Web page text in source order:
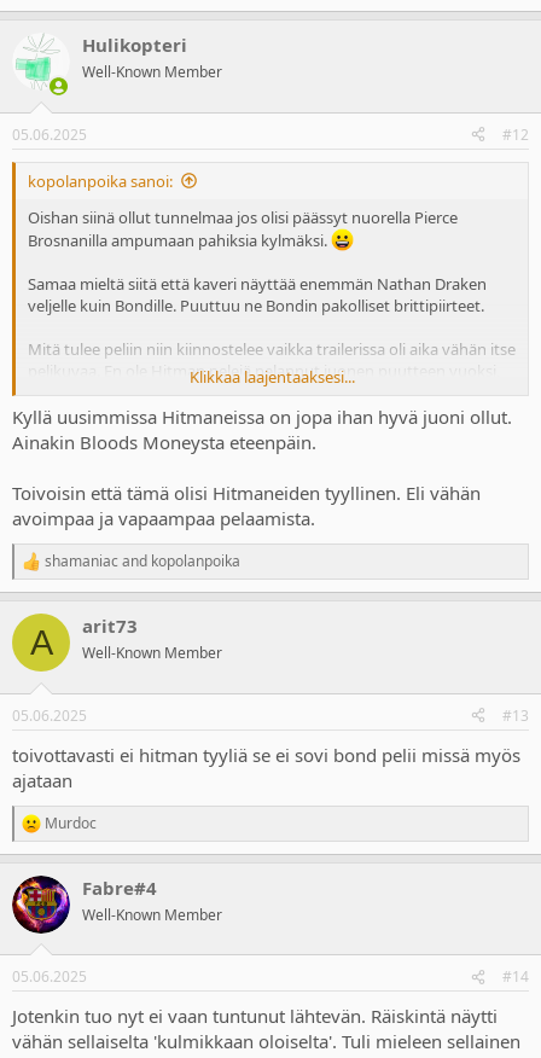
Hulikopteri
Well-Known Member
05.06.2025 #12
kopolanpoika sanoi:
Oishan siinä ollut tunnelmaa jos olisi päässyt nuorella Pierce
Brosnanilla ampumaan pahiksia kylmäksi.
Samaa mieltä siitä että kaveri näyttää enemmän Nathan Draken
veljelle kuin Bondille. Puuttuu ne Bondin pakolliset brittipiirteet.
Mitä tulee peliin niin kiinnostelee vaikka trailerissa oli aika vähän itse
pelikuvaa. En ole Hitman pelejä pelannut juonen puutteen vuoksi,
mutta tämä varmasti korjaa sen puutteen.
Klikkaa laajentaaksesi...
Kyllä uusimmissa Hitmaneissa on jopa ihan hyvä juoni ollut.
Ainakin Bloods Moneysta eteenpäin.
Toivoisin että tämä olisi Hitmaneiden tyyllinen. Eli vähän
avoimpaa ja vapaampaa pelaamista.
R
e
c
i
s
shamaniacand kopolanpoika
A arit73
Well-Known Member
05.06.2025 #13
toivottavasti ei hitman tyyliä se ei sovi bond pelii missä myös
ajataan
R
e
c
t
i
s
Murdoc
Fabre#4
Well-Known Member
05.06.2025 #14
Jotenkin tuo nyt ei vaan tuntunut lähtevän. Räiskintä näytti
vähän sellaiselta 'kulmikkaan oloiselta'. Tuli mieleen sellainen